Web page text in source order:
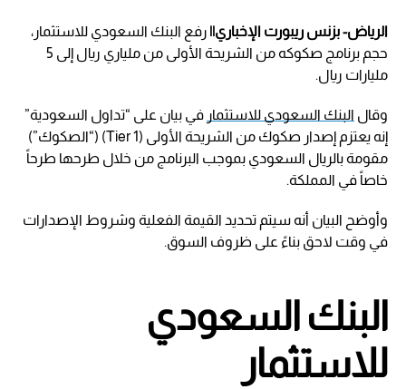
الرياض- بزنس ريبورت الإخباري|| رفع البنك السعودي للاستثمار،
حجم برنامج صكوكه من الشريحة الأولى من ملياري ريال إلى 5
مليارات ريال.
وقال البنك السعودي للاستثمار في بيان على “تداول السعودية”
إنه يعتزم إصدار صكوك من الشريحة الأولى (Tier 1) (“الصكوك”)
مقومة بالريال السعودي بموجب البرنامج من خلال طرحها طرحاً
خاصاً في المملكة.
وأوضح البيان أنه سيتم تحديد القيمة الفعلية وشروط الإصدارات
في وقت لاحق بناءً على ظروف السوق.
البنك السعودي
للاستثمار